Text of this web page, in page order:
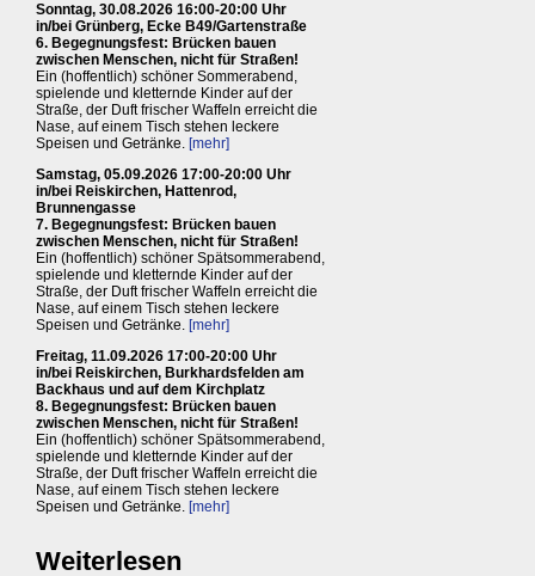
Sonntag, 30.08.2026 16:00-20:00 Uhr
in/bei Grünberg, Ecke B49/Gartenstraße
6. Begegnungsfest: Brücken bauen
zwischen Menschen, nicht für Straßen!
Ein (hoffentlich) schöner Sommerabend,
spielende und kletternde Kinder auf der
Straße, der Duft frischer Waffeln erreicht die
Nase, auf einem Tisch stehen leckere
Speisen und Getränke. [mehr]
Samstag, 05.09.2026 17:00-20:00 Uhr
in/bei Reiskirchen, Hattenrod,
Brunnengasse
7. Begegnungsfest: Brücken bauen
zwischen Menschen, nicht für Straßen!
Ein (hoffentlich) schöner Spätsommerabend,
spielende und kletternde Kinder auf der
Straße, der Duft frischer Waffeln erreicht die
Nase, auf einem Tisch stehen leckere
Speisen und Getränke. [mehr]
Freitag, 11.09.2026 17:00-20:00 Uhr
in/bei Reiskirchen, Burkhardsfelden am
Backhaus und auf dem Kirchplatz
8. Begegnungsfest: Brücken bauen
zwischen Menschen, nicht für Straßen!
Ein (hoffentlich) schöner Spätsommerabend,
spielende und kletternde Kinder auf der
Straße, der Duft frischer Waffeln erreicht die
Nase, auf einem Tisch stehen leckere
Speisen und Getränke. [mehr]
Weiterlesen